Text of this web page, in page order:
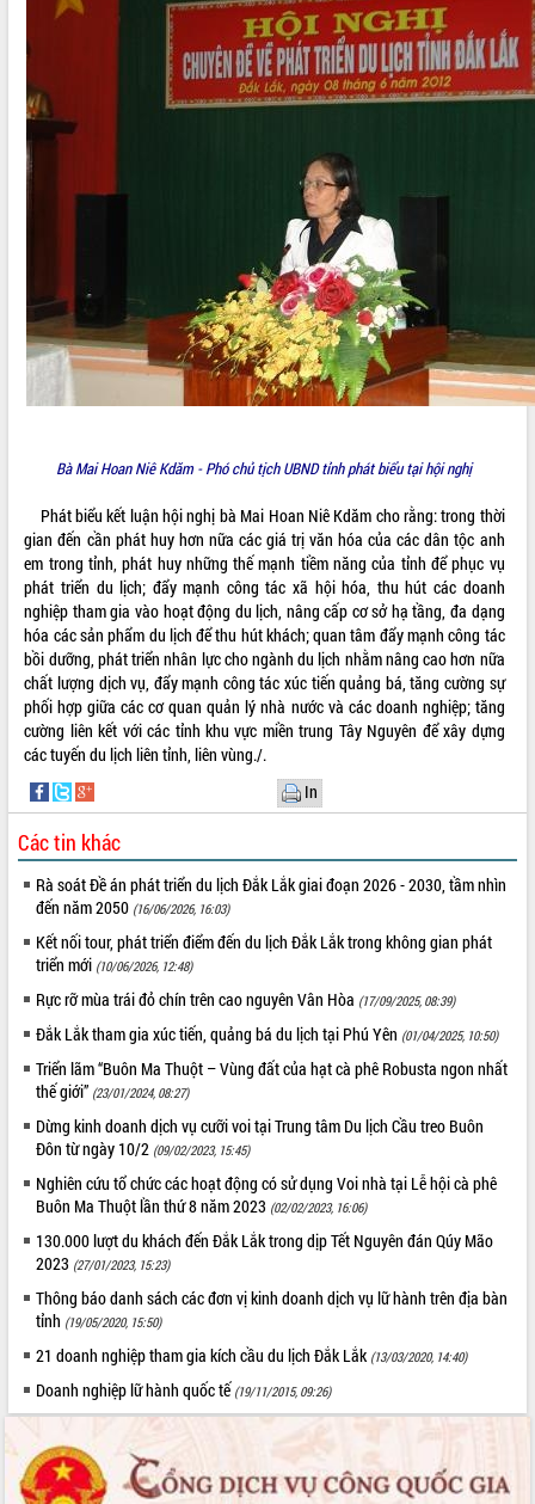
Gặp mặt các cơ quan báo chí nhân Kỷ
niệm 101 năm Ngày Báo chí Cách
Đắk Lắk sơ kết 4 năm triển khai thực
hiện Đề án 06 của Chính phủ
Họp báo thông tin về Hội nghị Công bố
Quy hoạch và Xúc tiến đầu tư tỉnh Đắk
HĐND tỉnh thông qua điều chỉnh Quy
hoạch tỉnh thời kỳ 2021-2030
Hội thảo góp ý hồ sơ điều chỉnh quy
hoạch tỉnh Đắk Lắk thời kỳ 2021-2030,
tầm nhìn đến năm 2050
Nâng cao hiệu quả hoạt động của các
Hội nghị triển khai kết nối mạng
quan Đảng, Nhà nước
Lễ phát động chuỗi hoạt động chung
tay làm sạch môi trường
Xã Ea Kar bước chuyển mình trong
công tác cải cách hành chính mô hình
mới
UBND tỉnh họp báo định kỳ tháng 4
năm 2026
Hội thảo khoa học “Giải pháp thúc đẩy
phát triển nền kinh tế xanh tại tỉnh
Tăng cường giám sát, đôn đốc thực
hiện nhiệm vụ quản lý tài sản công
hàng tuần
Tháo gỡ những vướng mắc, đẩy mạnh
công tác cải cách thủ tục hành chính
tại Trung tâm Phục vụ hành chính
công tỉnh
thi Sáng tạo Kỹ thuật 2024 - 2025
Đắk Lắk rà soát, điều chỉnh Đề án 190
về phát triển nuôi trồng thủy sản
Phó Chủ tịch UBND tỉnh Đắk Lắk
Trương Công Thái kiểm tra thực địa
Dự án cao tốc Khánh Hòa - Buôn Ma
Định vị cà phê Việt Nam như một “di
sản sống” trong dòng chảy toàn cầu
Xây dựng nông thôn mới: Nâng cao đời
sống người dân từ những mô hình thiết
thực
Quyết liệt tháo gỡ vướng mắc, đẩy
nhanh tiến độ các dự án trọng điểm
Hòn Yến phát triển du lịch gắn với bảo
Lấy ý kiến điều chỉnh Quy hoạch tỉnh
Đắk Lắk thời kỳ 2021-2030, tầm nhìn
Bà Mai Hoan Niê Kdăm - Phó chủ tịch UBND tỉnh phát biểu tại hội nghị
Phát biểu kết luận hội nghị bà Mai Hoan Niê Kdăm cho rằng: trong thời
gian đến cần phát huy hơn nữa các giá trị văn hóa của các dân tộc anh
em trong tỉnh, phát huy những thế mạnh tiềm năng của tỉnh để phục vụ
phát triển du lịch; đẩy mạnh công tác xã hội hóa, thu hút các doanh
nghiệp tham gia vào hoạt động du lịch, nâng cấp cơ sở hạ tầng, đa dạng
hóa các sản phẩm du lịch để thu hút khách; quan tâm đẩy mạnh công tác
bồi dưỡng, phát triển nhân lực cho ngành du lịch nhằm nâng cao hơn nữa
chất lượng dịch vụ, đẩy mạnh công tác xúc tiến quảng bá, tăng cường sự
phối hợp giữa các cơ quan quản lý nhà nước và các doanh nghiệp; tăng
cường liên kết với các tỉnh khu vực miền trung Tây Nguyên để xây dựng
các tuyến du lịch liên tỉnh, liên vùng./.
In
Các tin khác
Rà soát Đề án phát triển du lịch Đắk Lắk giai đoạn 2026 - 2030, tầm nhìn
đến năm 2050 (16/06/2026, 16:03)
Kết nối tour, phát triển điểm đến du lịch Đắk Lắk trong không gian phát
triển mới (10/06/2026, 12:48)
Rực rỡ mùa trái đỏ chín trên cao nguyên Vân Hòa (17/09/2025, 08:39)
Đắk Lắk tham gia xúc tiến, quảng bá du lịch tại Phú Yên (01/04/2025, 10:50)
Triển lãm “Buôn Ma Thuột – Vùng đất của hạt cà phê Robusta ngon nhất
thế giới” (23/01/2024, 08:27)
Dừng kinh doanh dịch vụ cưỡi voi tại Trung tâm Du lịch Cầu treo Buôn
Đôn từ ngày 10/2 (09/02/2023, 15:45)
Nghiên cứu tổ chức các hoạt động có sử dụng Voi nhà tại Lễ hội cà phê
Buôn Ma Thuột lần thứ 8 năm 2023 (02/02/2023, 16:06)
130.000 lượt du khách đến Đắk Lắk trong dịp Tết Nguyên đán Qúy Mão
2023 (27/01/2023, 15:23)
Thông báo danh sách các đơn vị kinh doanh dịch vụ lữ hành trên địa bàn
tỉnh (19/05/2020, 15:50)
21 doanh nghiệp tham gia kích cầu du lịch Đắk Lắk (13/03/2020, 14:40)
Doanh nghiệp lữ hành quốc tế (19/11/2015, 09:26)